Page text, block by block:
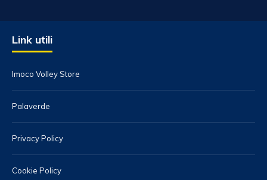
Link utili
Imoco Volley Store
Palaverde
Privacy Policy
Cookie Policy